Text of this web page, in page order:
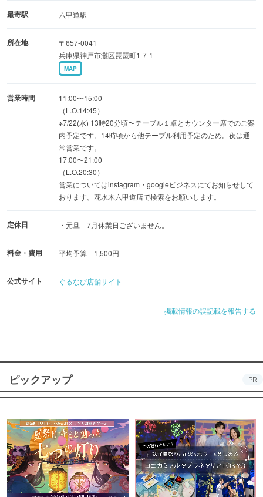
最寄駅 六甲道駅
所在地
〒657-0041
兵庫県神戸市灘区琵琶町1-7-1
MAP
営業時間
11:00〜15:00
（L.O.14:45）
※7/22(水) 13時20分頃〜テーブル１卓とカウンター席でのご案
内予定です。14時頃から他テーブル利用予定のため。夜は通
常営業です。
17:00〜21:00
（L.O.20:30）
営業についてはinstagram・googleビジネスにてお知らせして
おります。花水木六甲道店で検索をお願いします。
定休日 ・元旦 7月休業日ございません。
料金・費用 平均予算 1,500円
公式サイト ぐるなび店舗サイト
掲載情報の誤記載を報告する
ピックアップ PR